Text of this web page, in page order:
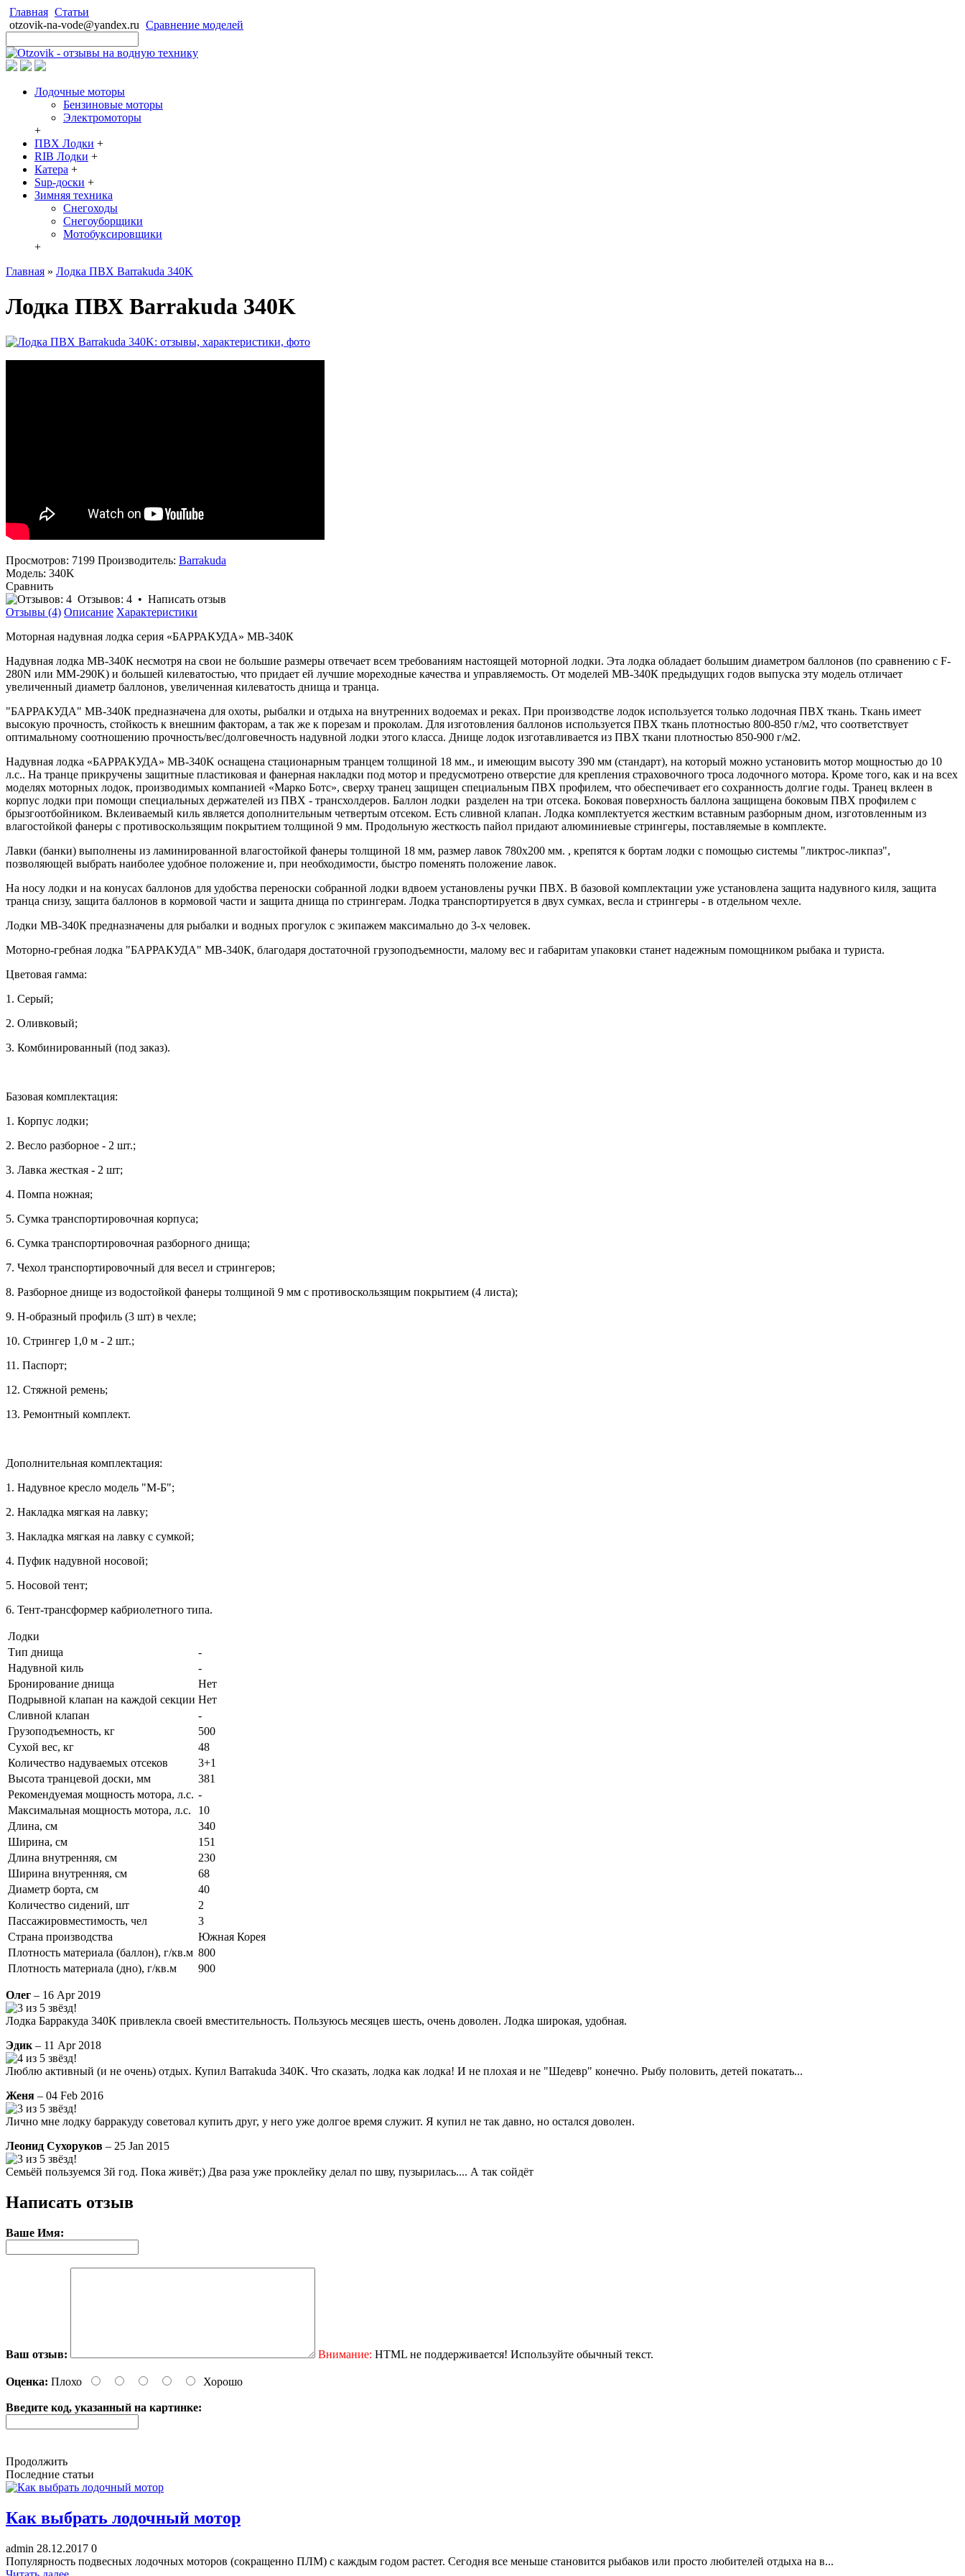
Главная Статьи
otzovik-na-vode@yandex.ru Сравнение моделей
Лодочные моторы
Бензиновые моторы
Электромоторы
+
ПВХ Лодки +
RIB Лодки +
Катера +
Sup-доски +
Зимняя техника
Снегоходы
Cнегоуборщики
Мотобуксировщики
+
Главная » Лодка ПВХ Barrakuda 340K
Лодка ПВХ Barrakuda 340K
Просмотров: 7199 Производитель: Barrakuda
Модель: 340K
Сравнить
Отзывов: 4 • Написать отзыв
Отзывы (4) Описание Характеристики
Моторная надувная лодка серия «БАРРАКУДА» МВ-340К
Надувная лодка МВ-340К несмотря на свои не большие размеры отвечает всем требованиям настоящей моторной лодки. Эта лодка обладает большим диаметром баллонов (по сравнению с F-
280N или ММ-290K) и большей килеватостью, что придает ей лучшие мореходные качества и управляемость. От моделей МВ-340К предыдущих годов выпуска эту модель отличает
увеличенный диаметр баллонов, увеличенная килеватость днища и транца.
"БАРРАКУДА" МВ-340К предназначена для охоты, рыбалки и отдыха на внутренних водоемах и реках. При производстве лодок используется только лодочная ПВХ ткань. Ткань имеет
высокую прочность, стойкость к внешним факторам, а так же к порезам и проколам. Для изготовления баллонов используется ПВХ ткань плотностью 800-850 г/м2, что соответствует
оптимальному соотношению прочность/вес/долговечность надувной лодки этого класса. Днище лодок изготавливается из ПВХ ткани плотностью 850-900 г/м2.
Надувная лодка «БАРРАКУДА» MВ-340K оснащена стационарным транцем толщиной 18 мм., и имеющим высоту 390 мм (стандарт), на который можно установить мотор мощностью до 10
л.с.. На транце прикручены защитные пластиковая и фанерная накладки под мотор и предусмотрено отверстие для крепления страховочного троса лодочного мотора. Кроме того, как и на всех
моделях моторных лодок, производимых компанией «Марко Ботс», сверху транец защищен специальным ПВХ профилем, что обеспечивает его сохранность долгие годы. Транец вклеен в
корпус лодки при помощи специальных держателей из ПВХ - трансхолдеров. Баллон лодки разделен на три отсека. Боковая поверхность баллона защищена боковым ПВХ профилем с
брызгоотбойником. Вклеиваемый киль является дополнительным четвертым отсеком. Есть сливной клапан. Лодка комплектуется жестким вставным разборным дном, изготовленным из
влагостойкой фанеры с противоскользящим покрытием толщиной 9 мм. Продольную жесткость пайол придают алюминиевые стрингеры, поставляемые в комплекте.
Лавки (банки) выполнены из ламинированной влагостойкой фанеры толщиной 18 мм, размер лавок 780х200 мм. , крепятся к бортам лодки с помощью системы "ликтрос-ликпаз",
позволяющей выбрать наиболее удобное положение и, при необходимости, быстро поменять положение лавок.
На носу лодки и на конусах баллонов для удобства переноски собранной лодки вдвоем установлены ручки ПВХ. В базовой комплектации уже установлена защита надувного киля, защита
транца снизу, защита баллонов в кормовой части и защита днища по стрингерам. Лодка транспортируется в двух сумках, весла и стрингеры - в отдельном чехле.
Лодки МВ-340К предназначены для рыбалки и водных прогулок с экипажем максимально до 3-х человек.
Моторно-гребная лодка "БАРРАКУДА" МВ-340К, благодаря достаточной грузоподъемности, малому вес и габаритам упаковки станет надежным помощником рыбака и туриста.
Цветовая гамма:
1. Серый;
2. Оливковый;
3. Комбинированный (под заказ).
Базовая комплектация:
1. Корпус лодки;
2. Весло разборное - 2 шт.;
3. Лавка жесткая - 2 шт;
4. Помпа ножная;
5. Сумка транспортировочная корпуса;
6. Сумка транспортировочная разборного днища;
7. Чехол транспортировочный для весел и стрингеров;
8. Разборное днище из водостойкой фанеры толщиной 9 мм с противоскользящим покрытием (4 листа);
9. Н-образный профиль (3 шт) в чехле;
10. Стрингер 1,0 м - 2 шт.;
11. Паспорт;
12. Стяжной ремень;
13. Ремонтный комплект.
Дополнительная комплектация:
1. Надувное кресло модель "М-Б";
2. Накладка мягкая на лавку;
3. Накладка мягкая на лавку с сумкой;
4. Пуфик надувной носовой;
5. Носовой тент;
6. Тент-трансформер кабриолетного типа.
Лодки
Тип днища
-
Надувной киль
-
Бронирование днища
Нет
Подрывной клапан на каждой секции Нет
Сливной клапан
-
Грузоподъемность, кг
500
Сухой вес, кг
48
Количество надуваемых отсеков
3+1
Высота транцевой доски, мм
381
Рекомендуемая мощность мотора, л.с. -
Максимальная мощность мотора, л.с.
10
Длина, см
340
Ширина, см
151
Длина внутренняя, см
230
Ширина внутренняя, см
68
Диаметр борта, см
40
Количество сидений, шт
2
Пассажировместимость, чел
3
Страна производства
Южная Корея
Плотность материала (баллон), г/кв.м 800
Плотность материала (дно), г/кв.м
900
Олег – 16 Apr 2019
Лодка Барракуда 340K привлекла своей вместительность. Пользуюсь месяцев шесть, очень доволен. Лодка широкая, удобная.
Эдик – 11 Apr 2018
Люблю активный (и не очень) отдых. Купил Barrakuda 340K. Что сказать, лодка как лодка! И не плохая и не "Шедевр" конечно. Рыбу половить, детей покатать...
Женя – 04 Feb 2016
Лично мне лодку барракуду советовал купить друг, у него уже долгое время служит. Я купил не так давно, но остался доволен.
Леонид Сухоруков – 25 Jan 2015
Семьёй пользуемся 3й год. Пока живёт;) Два раза уже проклейку делал по шву, пузырилась.... А так сойдёт
Написать отзыв
Ваше Имя:
Ваш отзыв: Внимание: HTML не поддерживается! Используйте обычный текст.
Оценка: Плохо Хорошо
Введите код, указанный на картинке:
Продолжить
Последние статьи
Как выбрать лодочный мотор
admin 28.12.2017 0
Популярность подвесных лодочных моторов (сокращенно ПЛМ) с каждым годом растет. Сегодня все меньше становится рыбаков или просто любителей отдыха на в...